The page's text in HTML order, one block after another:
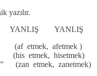
YANLIŞ
etmek, afetmek )
etmek, hisetmek)
etmek, zanetmek)